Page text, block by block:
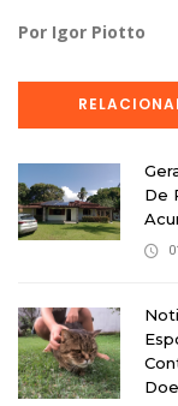
Por Igor Piotto
De